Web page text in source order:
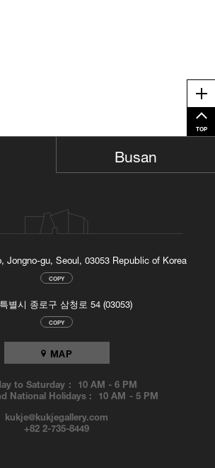
TOP
Jongno-gu, Seoul, 03053 Republic of Korea
COPY
별시 종로구 삼청로 54 (03053)
COPY
MAP
to Saturday : 10 AM -6 PM
National Holidays : 10 AM -5 PM
kukje@kukjegallery.com
+82 2-735-8449
Busan